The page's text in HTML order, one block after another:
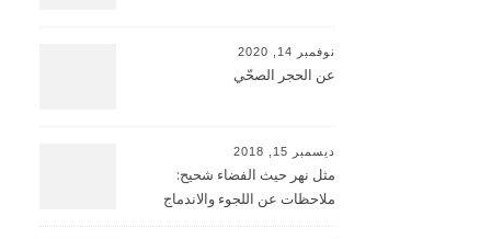
نوفمبر 14, 2020
عن الحجر الصحّي
ديسمبر 15, 2018
مثل نهر حيث الفضاء شحيح:
ملاحظات عن اللجوء والاندماج